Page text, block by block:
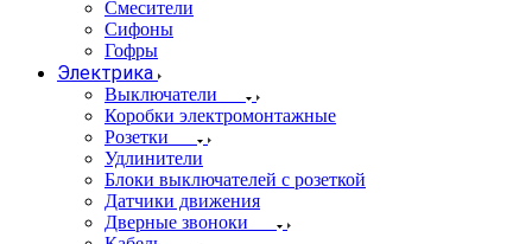
Смесители
Сифоны
Гофры
Электрика
Выключатели
Коробки электромонтажные
Розетки
Удлинители
Блоки выключателей с розеткой
Датчики движения
Дверные звоноки